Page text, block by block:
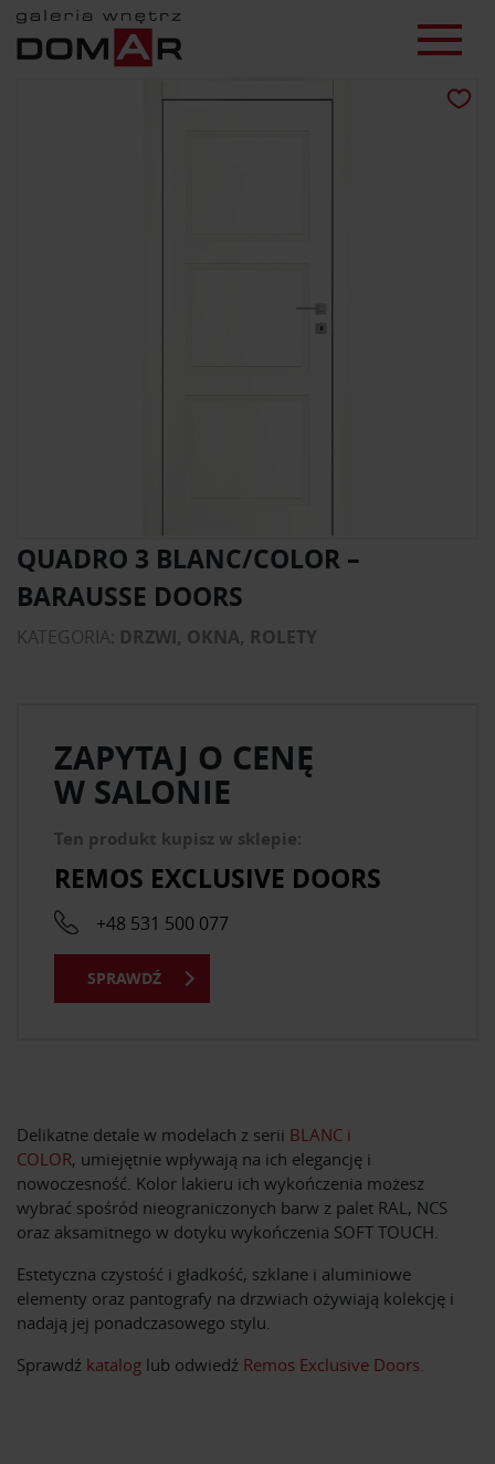
QUADRO 3 BLANC/COLOR –
BARAUSSE DOORS
KATEGORIA: DRZWI, OKNA, ROLETY
Delikatne detale w modelach z serii BLANC i
COLOR, umiejętnie wpływają na ich elegancję i
nowoczesność. Kolor lakieru ich wykończenia możesz
wybrać spośród nieograniczonych barw z palet RAL, NCS
oraz aksamitnego w dotyku wykończenia SOFT TOUCH.
Estetyczna czystość i gładkość, szklane i aluminiowe
elementy oraz pantografy na drzwiach ożywiają kolekcję i
nadają jej ponadczasowego stylu.
Sprawdź katalog lub odwiedź Remos Exclusive Doors.
ZAPYTAJ O CENĘ
W SALONIE
Ten produkt kupisz w sklepie:
REMOS EXCLUSIVE DOORS
+48 531 500 077
SPRAWDŹ